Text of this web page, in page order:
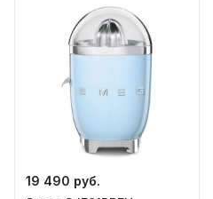
19 490 руб.